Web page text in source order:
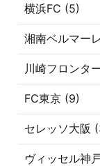
横浜FC (5)
湘南ベルマー
川崎フロンタ
FC東京 (9)
セレッソ大阪
ヴィッセル神